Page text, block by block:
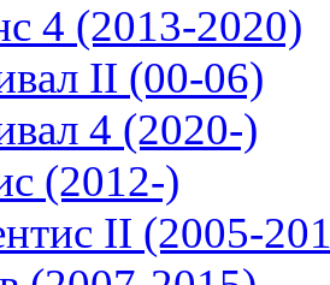
4 (2013-2020)
II (00-06)
4 (2020-)
(2012-)
II (2005-